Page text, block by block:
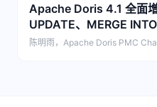
Apache Doris 4.1 全面
UPDATE、MERGE
陈明雨，Apache Doris PMC